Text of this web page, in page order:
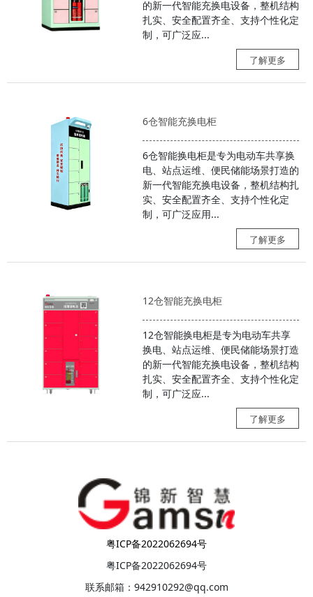
的新一代智能充换电设备，整机结构
扎实、安全配置齐全、支持个性化定
制，可广泛应...
了解更多
6仓智能充换电柜
6仓智能换电柜是专为电动车共享换
电、站点运维、便民储能场景打造的
新一代智能充换电设备，整机结构扎
实、安全配置齐全、支持个性化定
制，可广泛应用...
了解更多
12仓智能充换电柜
12仓智能换电柜是专为电动车共享
换电、站点运维、便民储能场景打造
的新一代智能充换电设备，整机结构
扎实、安全配置齐全、支持个性化定
制，可广泛应...
了解更多
粤ICP备2022062694号
粤ICP备2022062694号
联系邮箱：942910292@qq.com